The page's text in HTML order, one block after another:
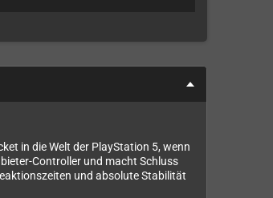
in die Welt der PlayStation 5, wenn
Controller und macht Schluss
und absolute Stabilität